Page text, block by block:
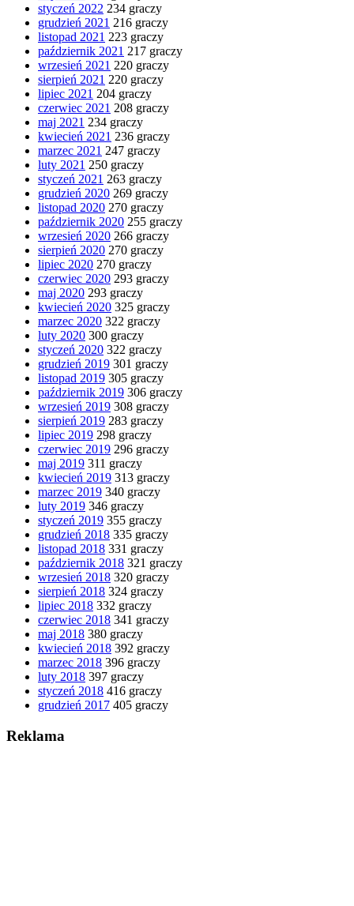
styczeń 2022 234 graczy
grudzień 2021 216 graczy
listopad 2021 223 graczy
październik 2021 217 graczy
wrzesień 2021 220 graczy
sierpień 2021 220 graczy
lipiec 2021 204 graczy
czerwiec 2021 208 graczy
maj 2021 234 graczy
kwiecień 2021 236 graczy
marzec 2021 247 graczy
luty 2021 250 graczy
styczeń 2021 263 graczy
grudzień 2020 269 graczy
listopad 2020 270 graczy
październik 2020 255 graczy
wrzesień 2020 266 graczy
sierpień 2020 270 graczy
lipiec 2020 270 graczy
czerwiec 2020 293 graczy
maj 2020 293 graczy
kwiecień 2020 325 graczy
marzec 2020 322 graczy
luty 2020 300 graczy
styczeń 2020 322 graczy
grudzień 2019 301 graczy
listopad 2019 305 graczy
październik 2019 306 graczy
wrzesień 2019 308 graczy
sierpień 2019 283 graczy
lipiec 2019 298 graczy
czerwiec 2019 296 graczy
maj 2019 311 graczy
kwiecień 2019 313 graczy
marzec 2019 340 graczy
luty 2019 346 graczy
styczeń 2019 355 graczy
grudzień 2018 335 graczy
listopad 2018 331 graczy
październik 2018 321 graczy
wrzesień 2018 320 graczy
sierpień 2018 324 graczy
lipiec 2018 332 graczy
czerwiec 2018 341 graczy
maj 2018 380 graczy
kwiecień 2018 392 graczy
marzec 2018 396 graczy
luty 2018 397 graczy
styczeń 2018 416 graczy
grudzień 2017 405 graczy
Reklama